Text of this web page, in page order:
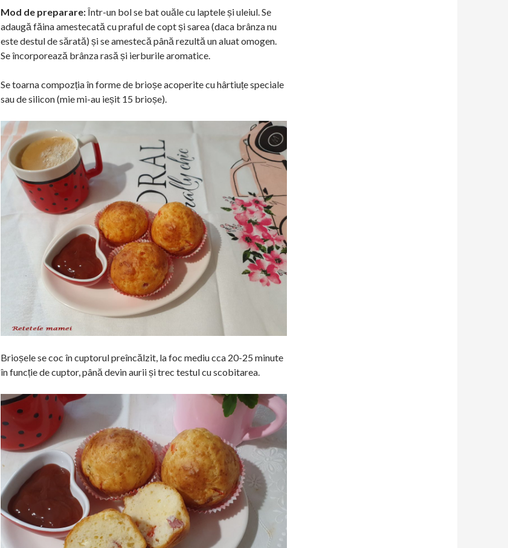
Mod de preparare:Într-un bol se bat ouăle cu laptele și uleiul. Se
adaugă făina amestecată cu praful de copt și sarea (daca brânza nu
este destul de sărată) și se amestecă până rezultă un aluat omogen.
Se încorporează brânza rasă și ierburile aromatice.
Se toarna compozția în forme de brioșe acoperite cu hârtiuțe speciale
sau de silicon (mie mi-au ieșit 15 brioșe).
Brioșele se coc în cuptorul preîncălzit, la foc mediu cca 20-25 minute
în funcție de cuptor, până devin aurii și trec testul cu scobitarea.